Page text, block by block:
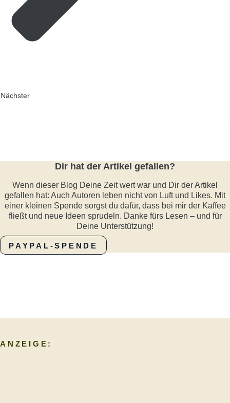
Nächster
Dir hat der Artikel gefallen?
Wenn dieser Blog Deine Zeit wert war und Dir der Artikel
gefallen hat: Auch Autoren leben nicht von Luft und Likes. Mit
einer kleinen Spende sorgst du dafür, dass bei mir der Kaffee
fließt und neue Ideen sprudeln. Danke fürs Lesen – und für
Deine Unterstützung!
PAYPAL-SPENDE
ANZEIGE: